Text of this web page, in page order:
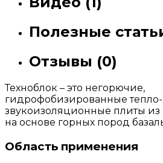
Полезные
Отзывы (0)
Техноблок – это негорючие,
гидрофобизированные тепло-
звукоизоляционные плиты
на основе горных пород
Область применения